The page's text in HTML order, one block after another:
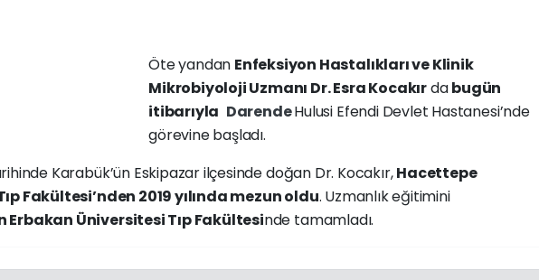
Öte yandan Enfeksiyon Hastalıkları ve Klinik
Mikrobiyoloji Uzmanı Dr. Esra Kocakırdabugün
itibarıyla DarendeHulusi Efendi Devlet Hastanesi’nde
görevine başladı.
Karabük’ün Eskipazar ilçesinde doğan Dr. Kocakır,Hacettepe
Fakültesi’nden 2019 yılında mezun oldu. Uzmanlık eğitimini
Erbakan Üniversitesi Tıp Fakültesinde tamamladı.